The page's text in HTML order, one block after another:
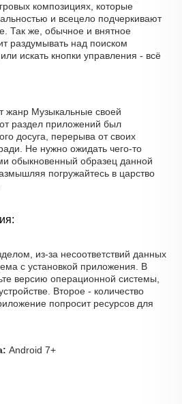
композициях, которые
и всецело подчеркивают
Так же, обычное и внятное
раздумывать над поиском
искать кнопки управления - всё
жанр Музыкальные своей
раздел приложений был
досуга, перерыва от своих
Не нужно ожидать чего-то
обыкновенный образец данной
погружайтесь в царство
из-за несоответствий данных
с установкой приложения. В
версию операционной системы,
Второе - количество
попросит ресурсов для
Android 7+